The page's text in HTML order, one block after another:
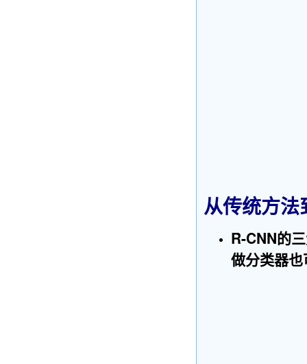
从传统方法
R-CNN的
做分类器